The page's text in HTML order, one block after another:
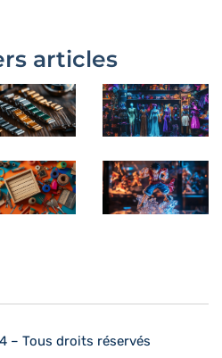
articles
– Tous droits réservés